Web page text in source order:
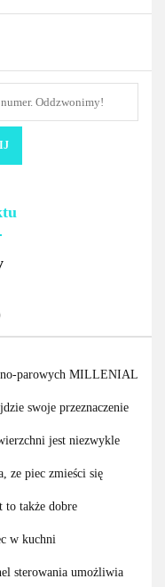
parowych MILLENIAL
swoje przeznaczenie
jest niezwykle
ze piec zmieści się
to także dobre
w kuchni
sterowania umożliwia